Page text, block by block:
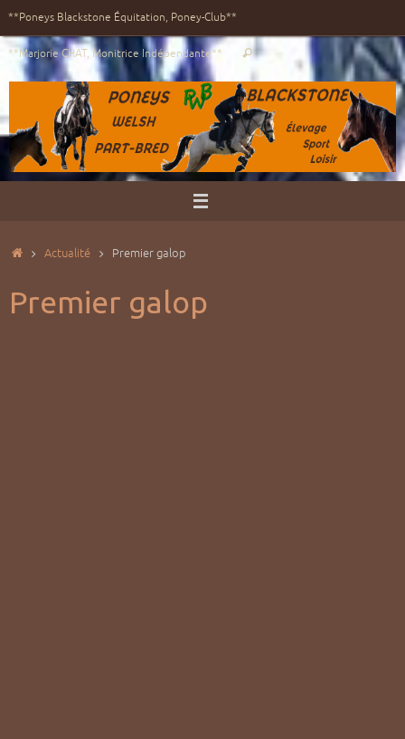
Passer
au
contenu
**Poneys Blackstone Équitation, Poney-Club**
**Marjorie CHAT, Monitrice Indépendante**
Recherche
:
Rechercher
AccueilActualité Premier galop
Premier galop